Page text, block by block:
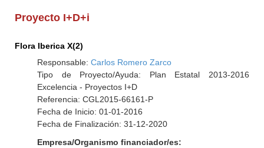
Proyecto I+D+i
Flora Iberica X(2)
Responsable: Carlos Romero Zarco
Tipo de Proyecto/Ayuda: Plan Estatal 2013-2016
Excelencia - Proyectos I+D
Referencia: CGL2015-66161-P
Fecha de Inicio: 01-01-2016
Fecha de Finalización: 31-12-2020
Empresa/Organismo financiador/es: